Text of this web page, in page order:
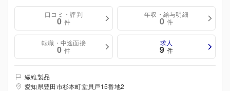
口コミ・評判
0 件
年収・給与明細
0 件
転職・中途面接
0 件
求人
9 件
繊維製品
愛知県豊田市杉本町堂貝戸15番地2